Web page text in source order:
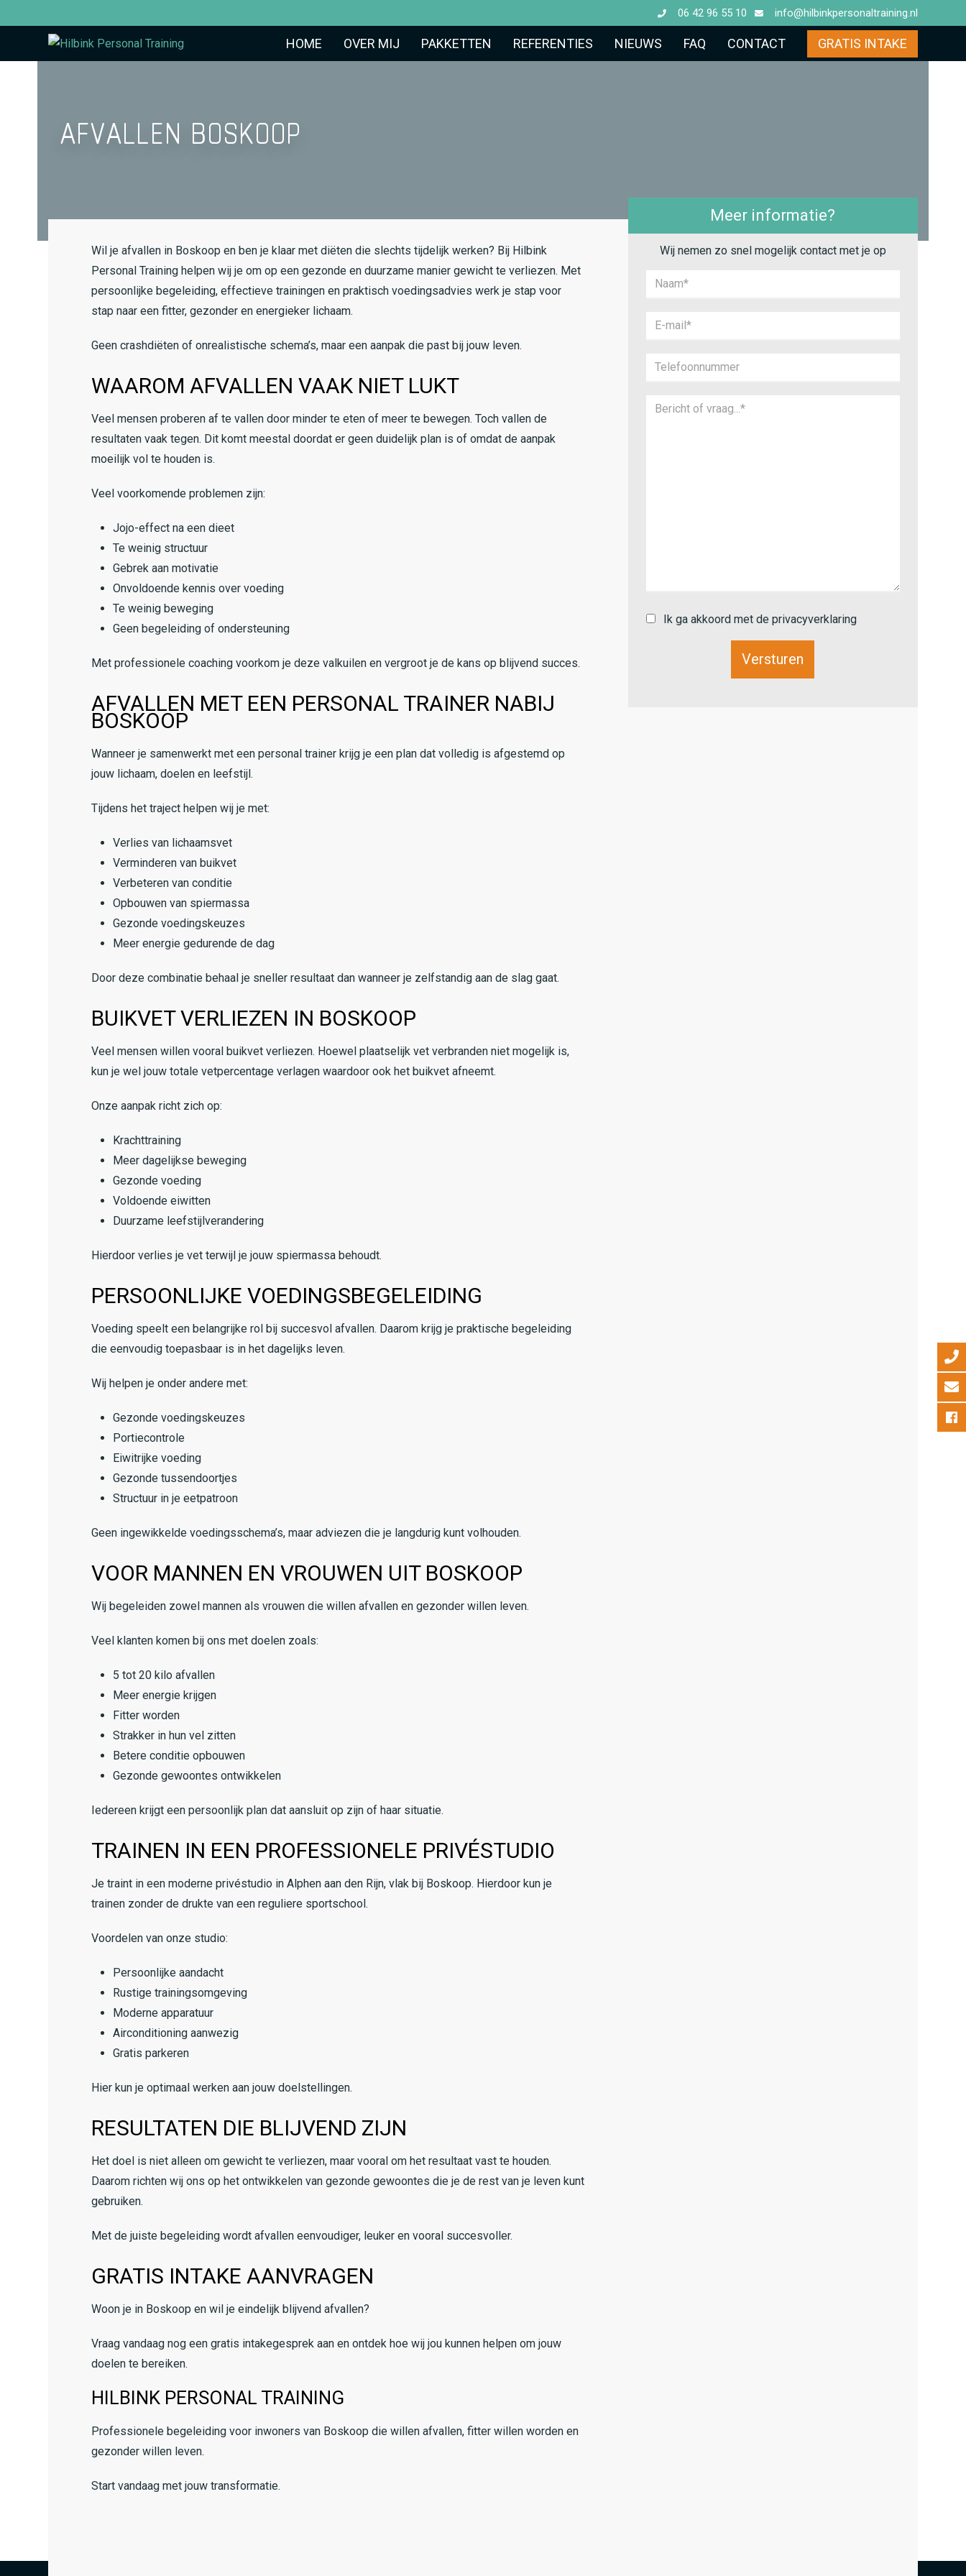
06 42 96 55 10 info@hilbinkpersonaltraining.nl
HOME OVER MIJ PAKKETTEN REFERENTIES NIEUWS FAQ CONTACT GRATIS INTAKE
AFVALLEN BOSKOOP
Wil je afvallen in Boskoop en ben je klaar met diëten die slechts tijdelijk werken? Bij Hilbink
Personal Training helpen wij je om op een gezonde en duurzame manier gewicht te verliezen. Met
persoonlijke begeleiding, effectieve trainingen en praktisch voedingsadvies werk je stap voor
stap naar een fitter, gezonder en energieker lichaam.
Geen crashdiëten of onrealistische schema’s, maar een aanpak die past bij jouw leven.
WAAROM AFVALLEN VAAK NIET LUKT
Veel mensen proberen af te vallen door minder te eten of meer te bewegen. Toch vallen de
resultaten vaak tegen. Dit komt meestal doordat er geen duidelijk plan is of omdat de aanpak
moeilijk vol te houden is.
Veel voorkomende problemen zijn:
Jojo-effect na een dieet
Te weinig structuur
Gebrek aan motivatie
Onvoldoende kennis over voeding
Te weinig beweging
Geen begeleiding of ondersteuning
Met professionele coaching voorkom je deze valkuilen en vergroot je de kans op blijvend succes.
AFVALLEN MET EEN PERSONAL TRAINER NABIJ
BOSKOOP
Wanneer je samenwerkt met een personal trainer krijg je een plan dat volledig is afgestemd op
jouw lichaam, doelen en leefstijl.
Tijdens het traject helpen wij je met:
Verlies van lichaamsvet
Verminderen van buikvet
Verbeteren van conditie
Opbouwen van spiermassa
Gezonde voedingskeuzes
Meer energie gedurende de dag
Door deze combinatie behaal je sneller resultaat dan wanneer je zelfstandig aan de slag gaat.
BUIKVET VERLIEZEN IN BOSKOOP
Veel mensen willen vooral buikvet verliezen. Hoewel plaatselijk vet verbranden niet mogelijk is,
kun je wel jouw totale vetpercentage verlagen waardoor ook het buikvet afneemt.
Onze aanpak richt zich op:
Krachttraining
Meer dagelijkse beweging
Gezonde voeding
Voldoende eiwitten
Duurzame leefstijlverandering
Hierdoor verlies je vet terwijl je jouw spiermassa behoudt.
PERSOONLIJKE VOEDINGSBEGELEIDING
Voeding speelt een belangrijke rol bij succesvol afvallen. Daarom krijg je praktische begeleiding
die eenvoudig toepasbaar is in het dagelijks leven.
Wij helpen je onder andere met:
Gezonde voedingskeuzes
Portiecontrole
Eiwitrijke voeding
Gezonde tussendoortjes
Structuur in je eetpatroon
Geen ingewikkelde voedingsschema’s, maar adviezen die je langdurig kunt volhouden.
VOOR MANNEN EN VROUWEN UIT BOSKOOP
Wij begeleiden zowel mannen als vrouwen die willen afvallen en gezonder willen leven.
Veel klanten komen bij ons met doelen zoals:
5 tot 20 kilo afvallen
Meer energie krijgen
Fitter worden
Strakker in hun vel zitten
Betere conditie opbouwen
Gezonde gewoontes ontwikkelen
Iedereen krijgt een persoonlijk plan dat aansluit op zijn of haar situatie.
TRAINEN IN EEN PROFESSIONELE PRIVÉSTUDIO
Je traint in een moderne privéstudio in Alphen aan den Rijn, vlak bij Boskoop. Hierdoor kun je
trainen zonder de drukte van een reguliere sportschool.
Voordelen van onze studio:
Persoonlijke aandacht
Rustige trainingsomgeving
Moderne apparatuur
Airconditioning aanwezig
Gratis parkeren
Hier kun je optimaal werken aan jouw doelstellingen.
RESULTATEN DIE BLIJVEND ZIJN
Het doel is niet alleen om gewicht te verliezen, maar vooral om het resultaat vast te houden.
Daarom richten wij ons op het ontwikkelen van gezonde gewoontes die je de rest van je leven kunt
gebruiken.
Met de juiste begeleiding wordt afvallen eenvoudiger, leuker en vooral succesvoller.
GRATIS INTAKE AANVRAGEN
Woon je in Boskoop en wil je eindelijk blijvend afvallen?
Vraag vandaag nog een gratis intakegesprek aan en ontdek hoe wij jou kunnen helpen om jouw
doelen te bereiken.
HILBINK PERSONAL TRAINING
Professionele begeleiding voor inwoners van Boskoop die willen afvallen, fitter willen worden en
gezonder willen leven.
Start vandaag met jouw transformatie.
Meer informatie?
Wij nemen zo snel mogelijk contact met je op
Ik ga akkoord met de privacyverklaring